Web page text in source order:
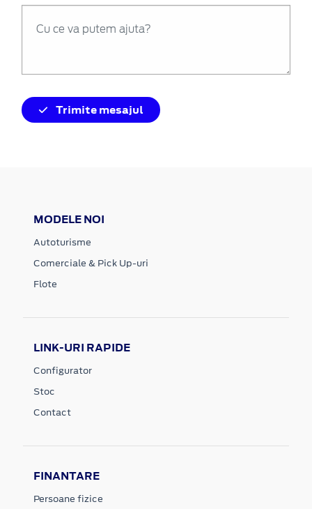
Trimite mesajul
MODELE NOI
Autoturisme
Comerciale & Pick Up-uri
Flote
LINK-URI RAPIDE
Configurator
Stoc
Contact
FINANTARE
Persoane fizice